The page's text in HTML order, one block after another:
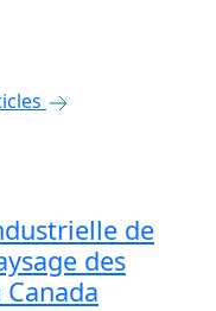
de
des